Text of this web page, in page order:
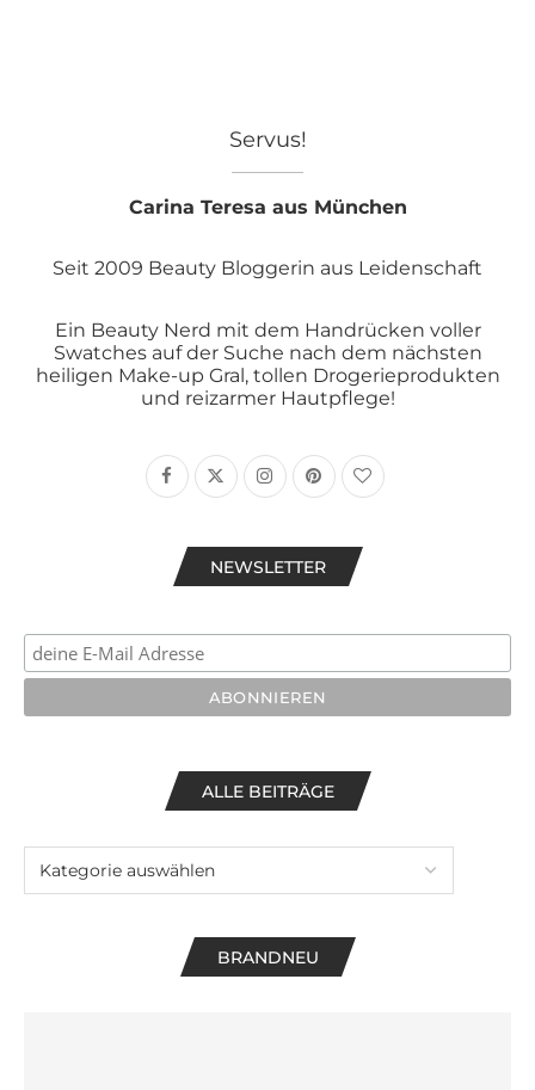
Servus!
Carina Teresa aus München
Seit 2009 Beauty Bloggerin aus Leidenschaft
Ein Beauty Nerd mit dem Handrücken voller
Swatches auf der Suche nach dem nächsten
heiligen Make-up Gral, tollen Drogerieprodukten
und reizarmer Hautpflege!
NEWSLETTER
ALLE BEITRÄGE
BRANDNEU